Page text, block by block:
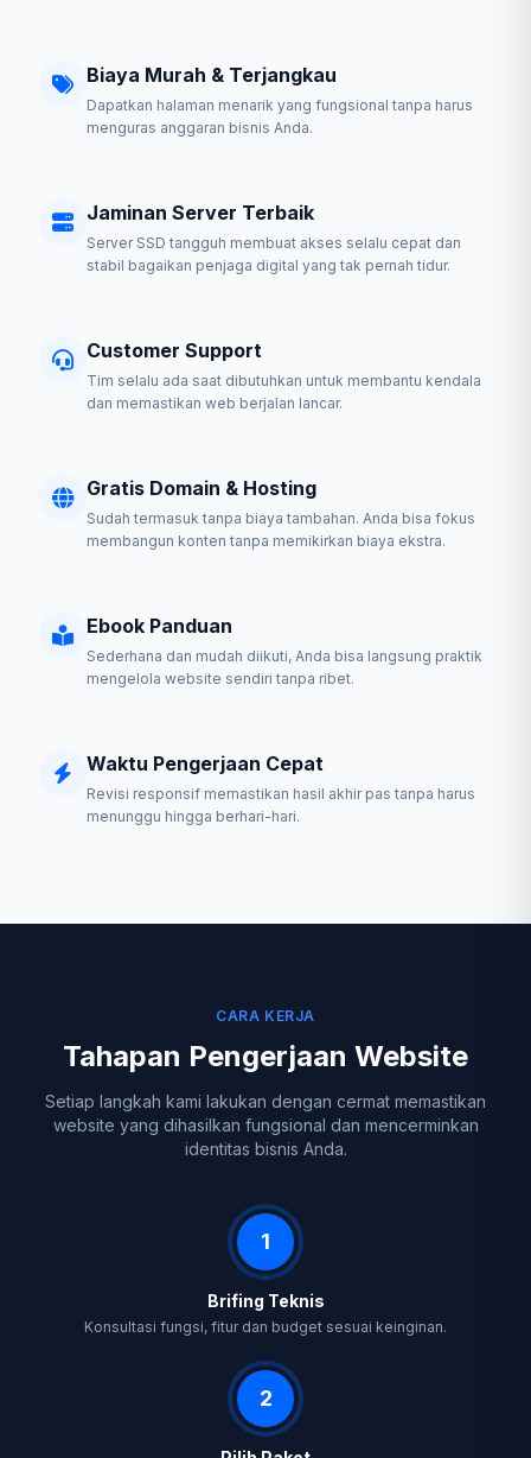
Biaya Murah & Terjangkau
Dapatkan halaman menarik yang fungsional tanpa harus
menguras anggaran bisnis Anda.
Jaminan Server Terbaik
Server SSD tangguh membuat akses selalu cepat dan
stabil bagaikan penjaga digital yang tak pernah tidur.
Customer Support
Tim selalu ada saat dibutuhkan untuk membantu kendala
dan memastikan web berjalan lancar.
Gratis Domain & Hosting
Sudah termasuk tanpa biaya tambahan. Anda bisa fokus
membangun konten tanpa memikirkan biaya ekstra.
Ebook Panduan
Sederhana dan mudah diikuti, Anda bisa langsung praktik
mengelola website sendiri tanpa ribet.
Waktu Pengerjaan Cepat
Revisi responsif memastikan hasil akhir pas tanpa harus
menunggu hingga berhari-hari.
CARA KERJA
Tahapan Pengerjaan Website
Setiap langkah kami lakukan dengan cermat memastikan
website yang dihasilkan fungsional dan mencerminkan
identitas bisnis Anda.
1
Brifing Teknis
Konsultasi fungsi, fitur dan budget sesuai keinginan.
2